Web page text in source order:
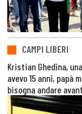
CAMPI LIBERI
Kristian Ghedina,
avevo 15 anni, papà
bisogna andare